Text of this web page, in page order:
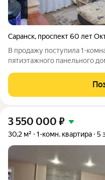
Саранск, проспект 60 лет
В продажу поступила 1-
пятиэтажного панельного
функциональна:
комната, разделенная
3 550 000 ₽
30,2 м² 1-комн. квартира 5